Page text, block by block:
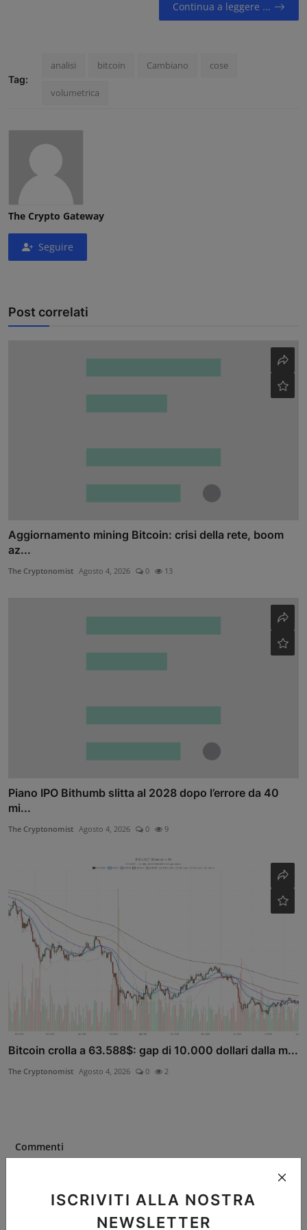
ISCRIVITI ALLA NOSTRA
NEWSLETTER
Continua a leggere ...
Tag:
analisi bitcoin Cambiano cose
volumetrica
The Crypto Gateway
Seguire
Post correlati
Aggiornamento mining Bitcoin: crisi della rete, boom
az...
The Cryptonomist Agosto 4, 2026 0 13
Piano IPO Bithumb slitta al 2028 dopo l’errore da 40
mi...
The Cryptonomist Agosto 4, 2026 0 9
Bitcoin crolla a 63.588$: gap di 10.000 dollari dalla m...
The Cryptonomist Agosto 4, 2026 0 2
Commenti